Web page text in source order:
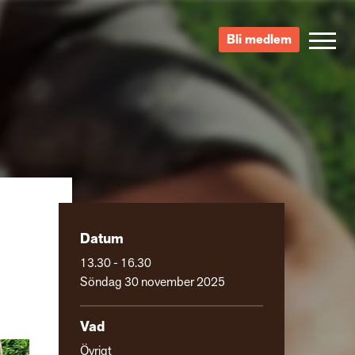
Bli medlem
Datum
13.30 - 16.30
Söndag 30 november 2025
Vad
Övrigt